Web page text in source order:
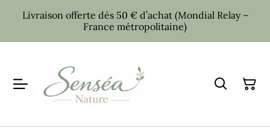
Livraison offerte dès 50 € d’achat (Mondial Relay –
France métropolitaine)